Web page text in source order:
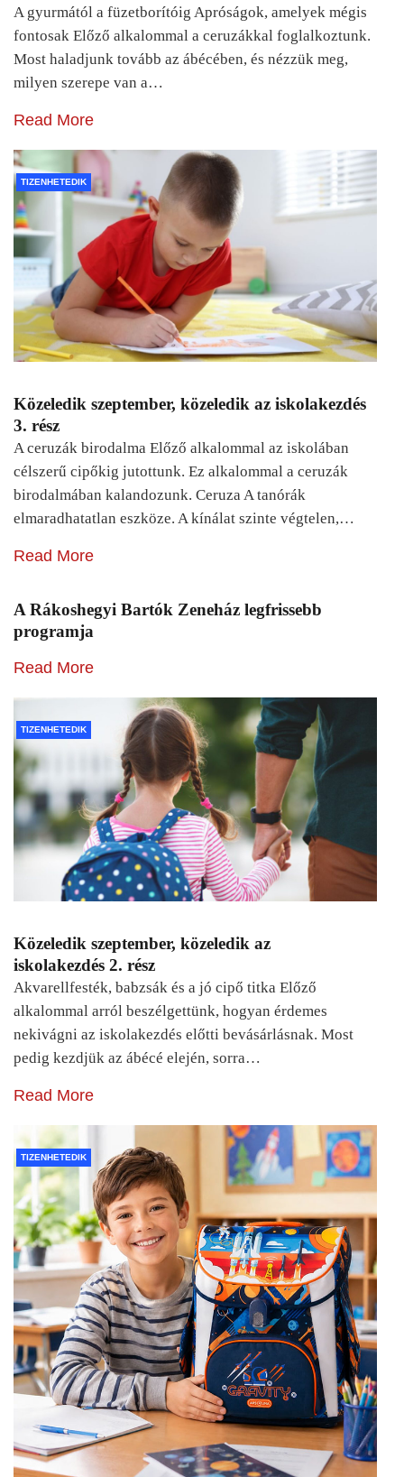
A gyurmától a füzetborítóig Apróságok, amelyek mégis
fontosak Előző alkalommal a ceruzákkal foglalkoztunk.
Most haladjunk tovább az ábécében, és nézzük meg,
milyen szerepe van a…
Read More
TIZENHETEDIK
Közeledik szeptember, közeledik az iskolakezdés
3. rész
A ceruzák birodalma Előző alkalommal az iskolában
célszerű cipőkig jutottunk. Ez alkalommal a ceruzák
birodalmában kalandozunk. Ceruza A tanórák
elmaradhatatlan eszköze. A kínálat szinte végtelen,…
Read More
A Rákoshegyi Bartók Zeneház legfrissebb
programja
Read More
TIZENHETEDIK
Közeledik szeptember, közeledik az
iskolakezdés 2. rész
Akvarellfesték, babzsák és a jó cipő titka Előző
alkalommal arról beszélgettünk, hogyan érdemes
nekivágni az iskolakezdés előtti bevásárlásnak. Most
pedig kezdjük az ábécé elején, sorra…
Read More
TIZENHETEDIK